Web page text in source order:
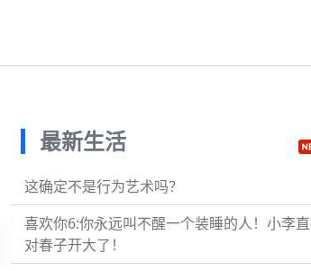
最新生活
这确定不是行为艺术吗？
喜欢你6:你永远叫不醒一个装睡的人！小李
对春子开大了！